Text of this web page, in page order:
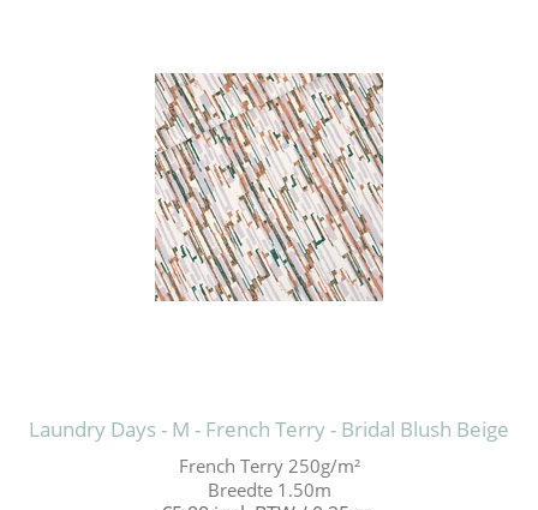
Laundry Days - M - French Terry - Bridal Blush Beige
French Terry 250g/m²
Breedte 1.50m